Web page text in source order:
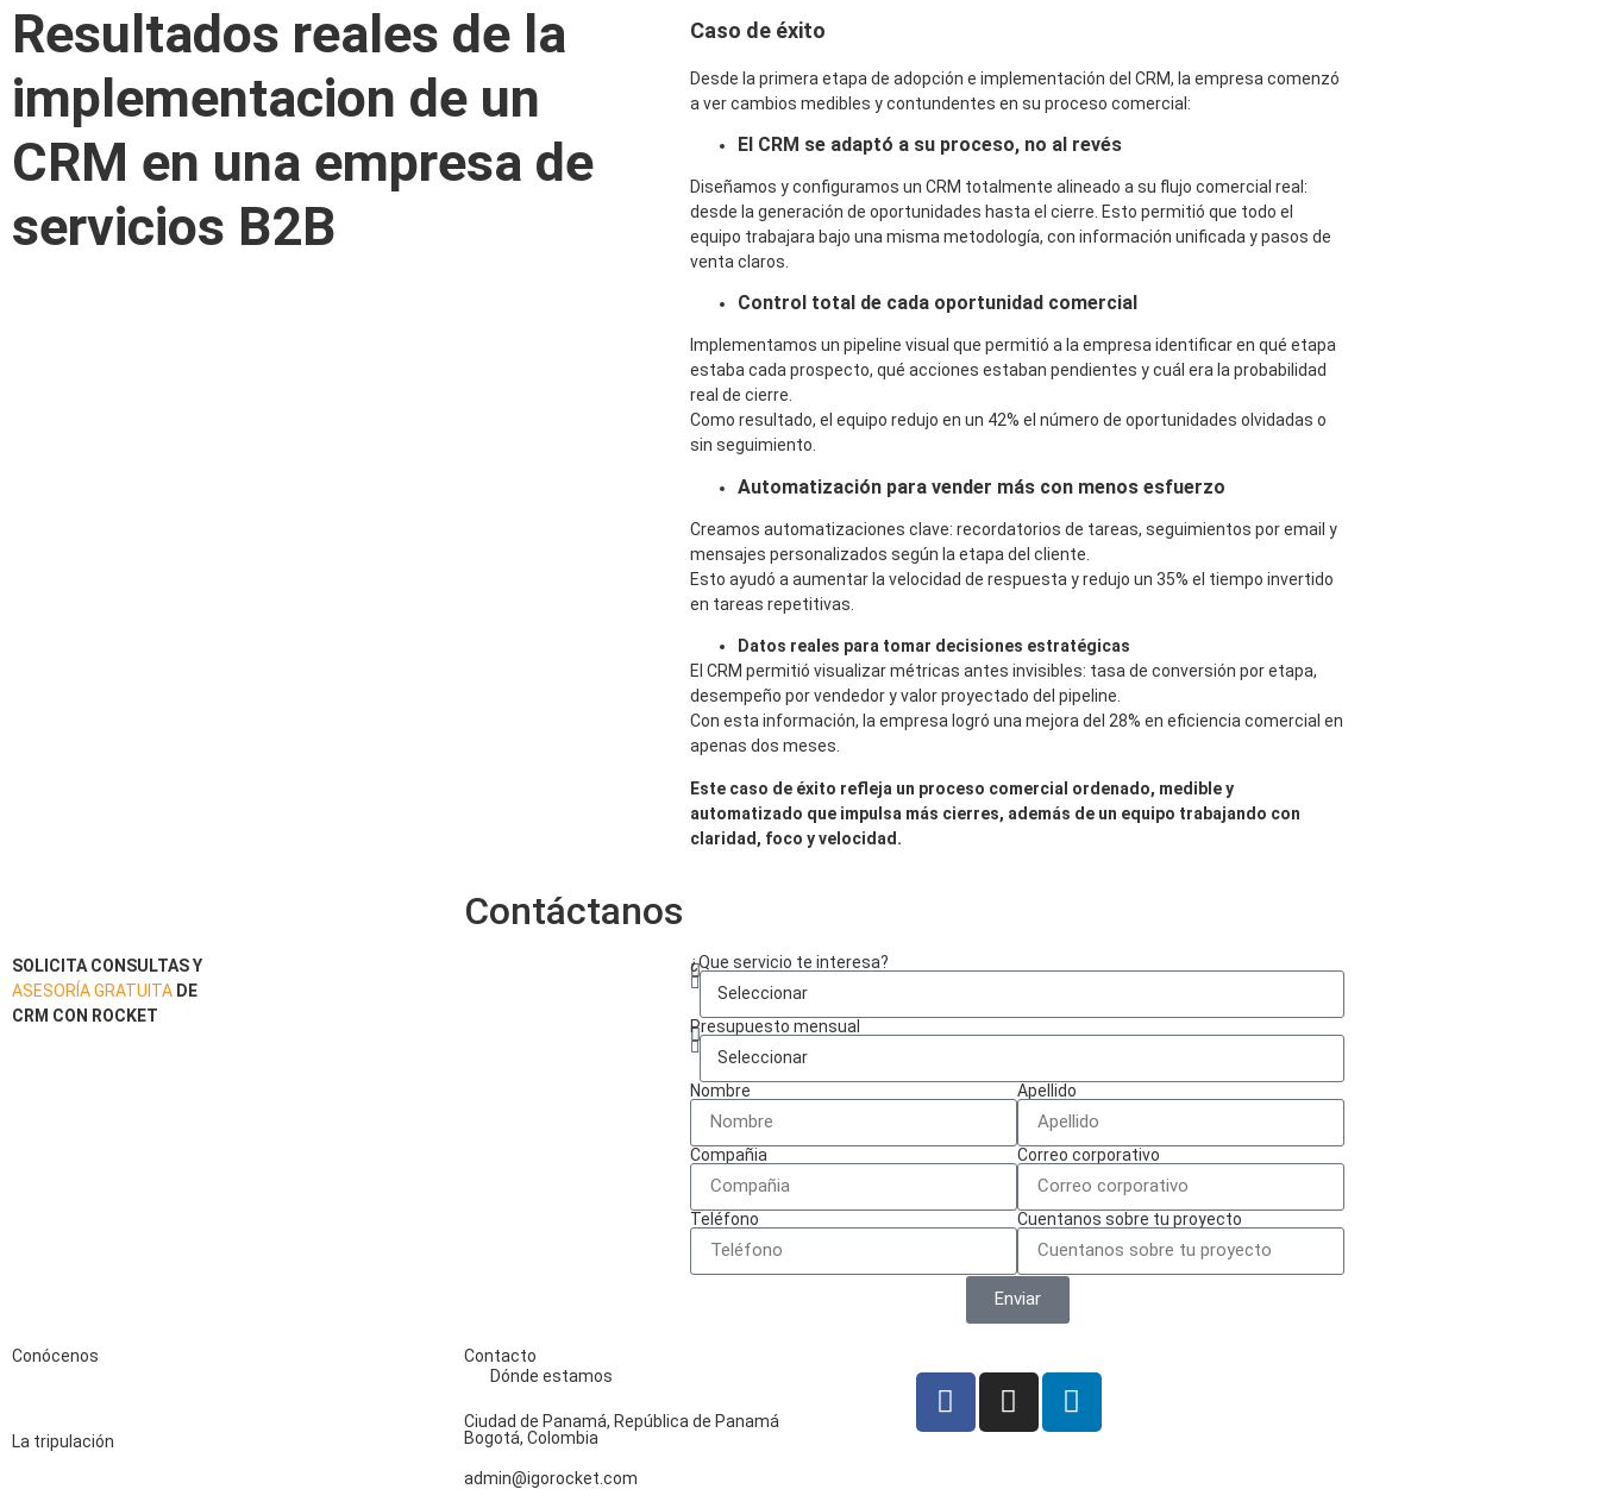
Resultados reales de la
implementacion de un
CRM en una empresa de
servicios B2B
Caso de éxito
Desde la primera etapa de adopción e implementación del CRM, la empresa comenzó
a ver cambios medibles y contundentes en su proceso comercial:
El CRM se adaptó a su proceso, no al revés
Diseñamos y configuramos un CRM totalmente alineado a su flujo comercial real:
desde la generación de oportunidades hasta el cierre. Esto permitió que todo el
equipo trabajara bajo una misma metodología, con información unificada y pasos de
venta claros.
Control total de cada oportunidad comercial
Implementamos un pipeline visual que permitió a la empresa identificar en qué etapa
estaba cada prospecto, qué acciones estaban pendientes y cuál era la probabilidad
real de cierre.
Como resultado, el equipo redujo en un 42% el número de oportunidades olvidadas o
sin seguimiento.
Automatización para vender más con menos esfuerzo
Creamos automatizaciones clave: recordatorios de tareas, seguimientos por email y
mensajes personalizados según la etapa del cliente.
Esto ayudó a aumentar la velocidad de respuesta y redujo un 35% el tiempo invertido
en tareas repetitivas.
Datos reales para tomar decisiones estratégicas
El CRM permitió visualizar métricas antes invisibles: tasa de conversión por etapa,
desempeño por vendedor y valor proyectado del pipeline.
Con esta información, la empresa logró una mejora del 28% en eficiencia comercial en
apenas dos meses.
Este caso de éxito refleja un proceso comercial ordenado, medible y
automatizado que impulsa más cierres, además de un equipo trabajando con
claridad, foco y velocidad.
Contáctanos
SOLICITA CONSULTAS Y
ASESORÍA GRATUITA DE
CRM CON ROCKET
¿Que servicio te interesa?
Presupuesto mensual
Nombre Apellido
Compañia Correo corporativo
Teléfono Cuentanos sobre tu proyecto
Enviar
Conócenos
La tripulación
Contacto
Dónde estamos
Ciudad de Panamá, República de Panamá
Bogotá, Colombia
admin@igorocket.com